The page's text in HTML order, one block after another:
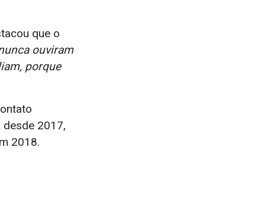
que o
ouviram
porque
desde 2017,
2018.